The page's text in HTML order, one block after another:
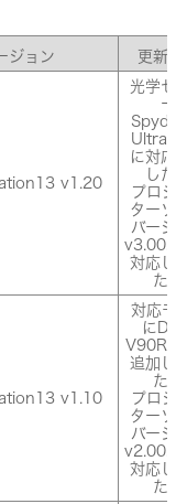
ジョン 更新
v1.20
光学セ
ー
Ultra/
に対応
した
プロジ
ターソ
バージ
v3.00以
対応し
た。
v1.10
対応モ
に
追加し
た。
プロジ
ターソ
バージ
v2.00以
対応し
た。